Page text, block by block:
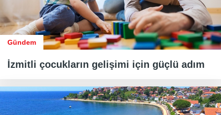
Gündem
İzmitli çocukların gelişimi için güçlü adım